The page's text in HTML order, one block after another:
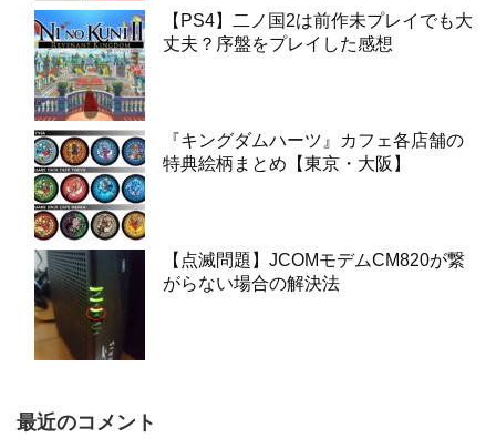
【PS4】二ノ国2は前作未プレイでも大
丈夫？序盤をプレイした感想
『キングダムハーツ』カフェ各店舗の
特典絵柄まとめ【東京・大阪】
【点滅問題】JCOMモデムCM820が繋
がらない場合の解決法
最近のコメント